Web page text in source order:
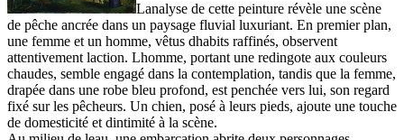
Lanalyse de cette peinture révèle une scène
de pêche ancrée dans un paysage fluvial luxuriant. En premier plan,
une femme et un homme, vêtus dhabits raffinés, observent
attentivement laction. Lhomme, portant une redingote aux couleurs
chaudes, semble engagé dans la contemplation, tandis que la femme,
drapée dans une robe bleu profond, est penchée vers lui, son regard
fixé sur les pêcheurs. Un chien, posé à leurs pieds, ajoute une touche
de domesticité et dintimité à la scène.